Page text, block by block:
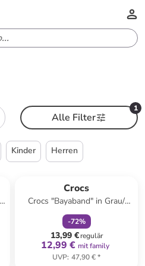
1
Alle Filter
Kinder Herren
Crocs
Crocs "Bayaband" in Grau/
Limette
-72%
13,99 €regulär
12,99 € mit family
UVP: 47,90 €*